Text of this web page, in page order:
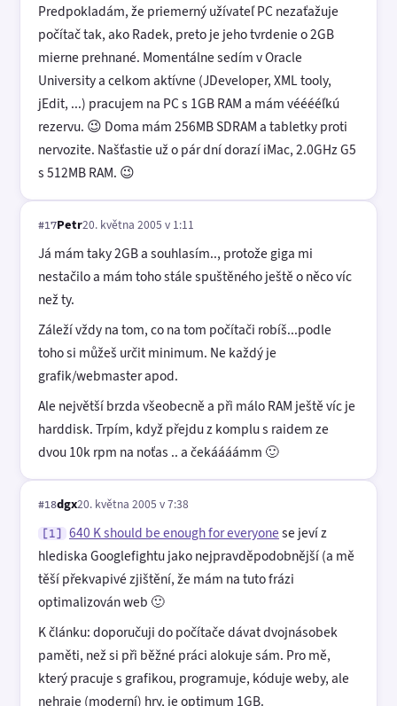
Predpokladám, že priemerný užívateľ PC nezaťažuje
počítač tak, ako Radek, preto je jeho tvrdenie o 2GB
mierne prehnané. Momentálne sedím v Oracle
University a celkom aktívne (JDeveloper, XML tooly,
jEdit, ...) pracujem na PC s 1GB RAM a mám vééééľkú
rezervu. 😉 Doma mám 256MB SDRAM a tabletky proti
nervozite. Našťastie už o pár dní dorazí iMac, 2.0GHz G5
s 512MB RAM. 😉
#17Petr20. května 2005 v 1:11
Já mám taky 2GB a souhlasím.., protože giga mi
nestačilo a mám toho stále spuštěného ještě o něco víc
než ty.
Záleží vždy na tom, co na tom počítači robíš...podle
toho si můžeš určit minimum. Ne každý je
grafik/webmaster apod.
Ale největší brzda všeobecně a při málo RAM ještě víc je
harddisk. Trpím, když přejdu z komplu s raidem ze
dvou 10k rpm na noťas .. a čekáááámm 🙂
#18dgx20. května 2005 v 7:38
[1] 640 K should be enough for everyonese jeví z
hlediska Googlefightu jako nejpravděpodobnější (a mě
těší překvapivé zjištění, že mám na tuto frázi
optimalizován web 🙂
K článku: doporučuji do počítače dávat dvojnásobek
paměti, než si při běžné práci alokuje sám. Pro mě,
který pracuje s grafikou, programuje, kóduje weby, ale
nehraje (moderní) hry, je optimum 1GB.